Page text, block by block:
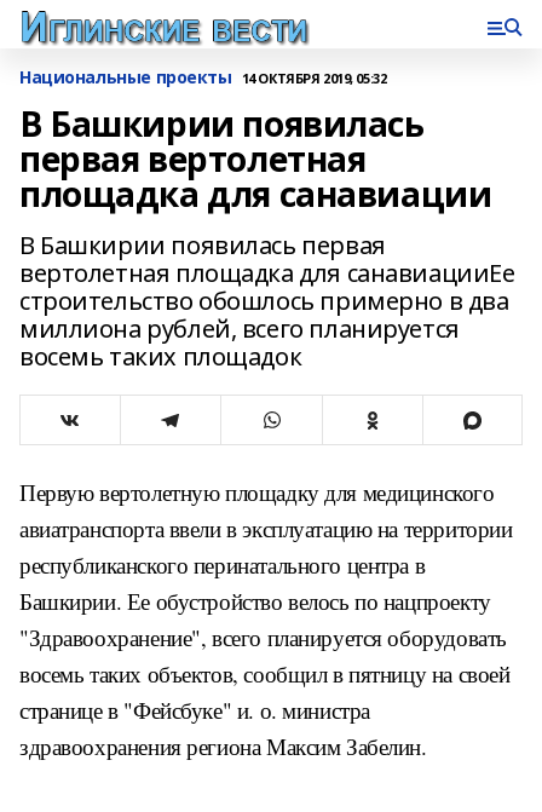
Национальные проекты 14 ОКТЯБРЯ 2019, 05:32
В Башкирии появилась
первая вертолетная
площадка для санавиации
В Башкирии появилась первая
вертолетная площадка для санавиацииЕе
строительство обошлось примерно в два
миллиона рублей, всего планируется
восемь таких площадок
Первую вертолетную площадку для медицинского
авиатранспорта ввели в эксплуатацию на территории
республиканского перинатального центра в
Башкирии. Ее обустройство велось по нацпроекту
"Здравоохранение", всего планируется оборудовать
восемь таких объектов, сообщил в пятницу на своей
странице в "Фейсбуке" и. о. министра
здравоохранения региона Максим Забелин.